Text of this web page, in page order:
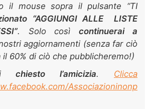
il mouse sopra il pulsante “TI
“AGGIUNGI ALLE LISTE
. Solo cosìcontinuerai a
aggiornamenti (senza far ciò
il 60% di ciò che pubblicheremo!)
chiesto l’amicizia. Clicca
Associazioninonp